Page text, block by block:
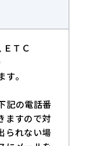
ＴＣ
。
記の電話番
ますので対
られない場